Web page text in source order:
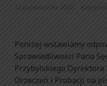
22 października 2024
Poniżej wstawiamy
Sprawiedliwości Pana
Przybylskiego
Orzeczeń i Probacji na